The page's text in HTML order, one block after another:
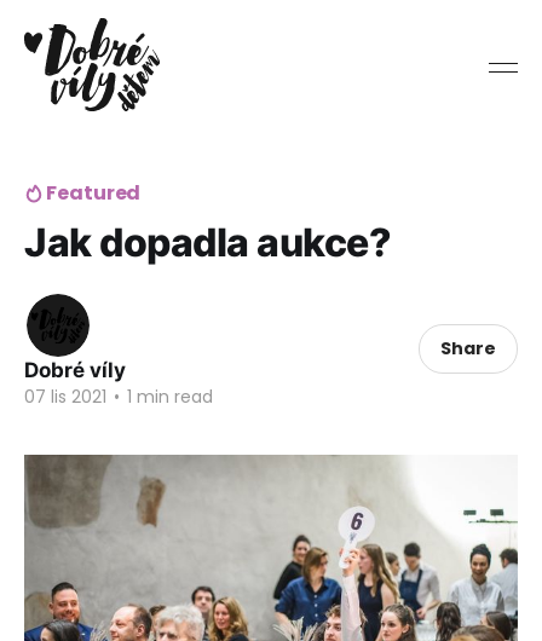
Featured
Jak dopadla aukce?
Dobré víly
07 lis 2021 • 1 min read
Share